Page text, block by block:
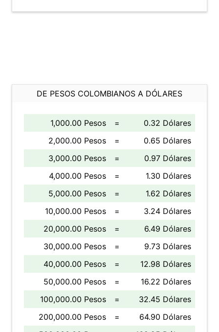
DE PESOS COLOMBIANOS A DÓLARES
1,000.00 Pesos =
0.32 Dólares
2,000.00 Pesos
=
0.65 Dólares
3,000.00 Pesos
=
0.97 Dólares
4,000.00 Pesos
=
1.30 Dólares
5,000.00 Pesos
=
1.62 Dólares
10,000.00 Pesos
=
3.24 Dólares
20,000.00 Pesos
=
6.49 Dólares
30,000.00 Pesos
=
9.73 Dólares
40,000.00 Pesos
=
12.98 Dólares
50,000.00 Pesos
=
16.22 Dólares
100,000.00 Pesos
=
32.45 Dólares
200,000.00 Pesos
=
64.90 Dólares